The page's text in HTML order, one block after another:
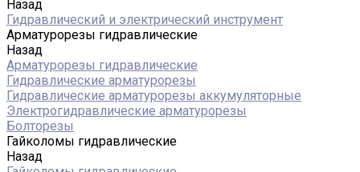
Назад
Гидравлический и электрический инструмент
Арматурорезы гидравлические
Назад
Арматурорезы гидравлические
Гидравлические арматурорезы
Гидравлические арматурорезы аккумуляторные
Электрогидравлические арматурорезы
Болторезы
Гайколомы гидравлические
Назад